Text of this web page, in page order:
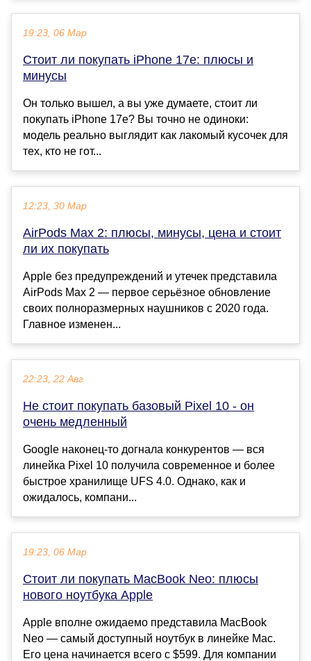
19:23, 06 Мар
Стоит ли покупать iPhone 17e: плюсы и
минусы
Он только вышел, а вы уже думаете, стоит ли
покупать iPhone 17e? Вы точно не одиноки:
модель реально выглядит как лакомый кусочек для
тех, кто не гот...
12:23, 30 Мар
AirPods Max 2: плюсы, минусы, цена и стоит
ли их покупать
Apple без предупреждений и утечек представила
AirPods Max 2 — первое серьёзное обновление
своих полноразмерных наушников с 2020 года.
Главное изменен...
22:23, 22 Авг
Не стоит покупать базовый Pixel 10 - он
очень медленный
Google наконец-то догнала конкурентов — вся
линейка Pixel 10 получила современное и более
быстрое хранилище UFS 4.0. Однако, как и
ожидалось, компани...
19:23, 06 Мар
Стоит ли покупать MacBook Neo: плюсы
нового ноутбука Apple
Apple вполне ожидаемо представила MacBook
Neo — самый доступный ноутбук в линейке Mac.
Его цена начинается всего с $599. Для компании